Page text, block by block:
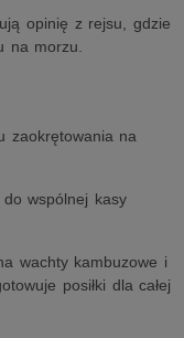
opinię z rejsu, gdzie
na morzu.
zaokrętowania na
wspólnej kasy
wachty kambuzowe i
posiłki dla całej